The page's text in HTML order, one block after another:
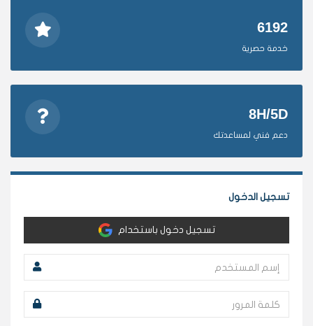
6192
خدمة حصرية
8H/5D
دعم فني لمساعدتك
تسجيل الدخول
تسجيل دخول باستخدام